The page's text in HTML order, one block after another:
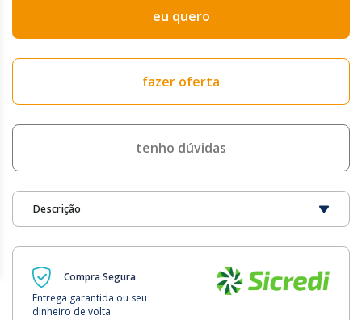
eu quero
fazer oferta
tenho dúvidas
Descrição
Compra Segura
Entrega garantida ou seu
dinheiro de volta